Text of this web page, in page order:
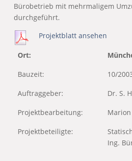
Bürobetrieb mit mehrmaligem
durchgeführt.
Projektblatt ansehen
Ort:
Bauzeit: 10/
Auftraggeber: Dr. S.
Projektbearbeitung:
Projektbeteiligte:
Ing.